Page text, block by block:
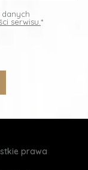
serwisu. *
prawa